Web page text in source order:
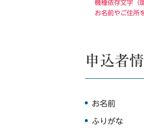
機種依存文字（
お名前やご住所
申込者
お名前
ふりがな